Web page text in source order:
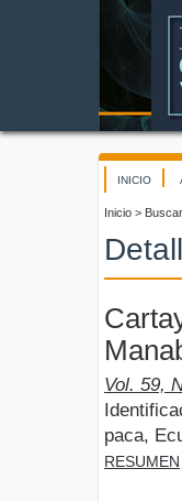
INICIO
Inicio > Buscar
Vol. 59,
paca,
RESUMEN